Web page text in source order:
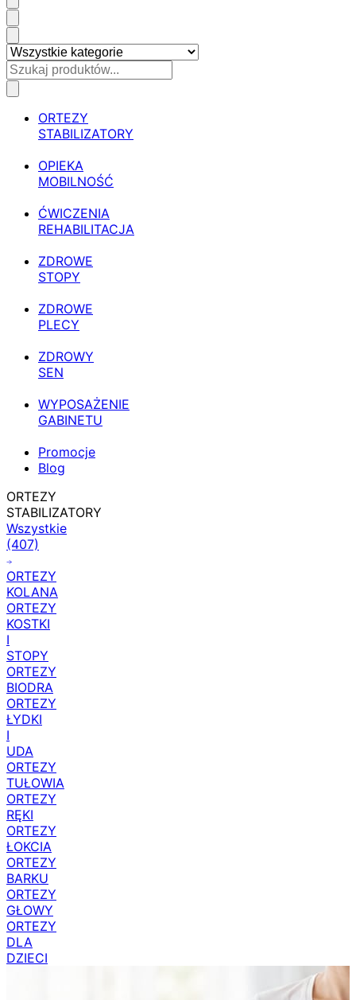
ORTEZY
STABILIZATORY
OPIEKA
MOBILNOŚĆ
ĆWICZENIA
REHABILITACJA
ZDROWE
STOPY
ZDROWE
PLECY
ZDROWY
SEN
WYPOSAŻENIE
GABINETU
Promocje
Blog
ORTEZY
STABILIZATORY
Wszystkie
(407)
ORTEZY
KOLANA
ORTEZY
KOSTKI
I
STOPY
ORTEZY
BIODRA
ORTEZY
ŁYDKI
I
UDA
ORTEZY
TUŁOWIA
ORTEZY
RĘKI
ORTEZY
ŁOKCIA
ORTEZY
BARKU
ORTEZY
GŁOWY
ORTEZY
DLA
DZIECI